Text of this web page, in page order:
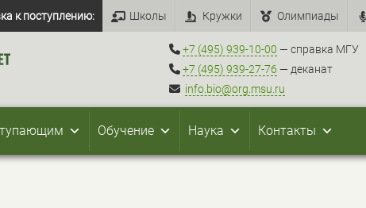
к поступлению: Школы Кружки Олимпиады
+7 (495) 939-10-00 — справка МГУ
+7 (495) 939-27-76 — деканат
info.bio@org.msu.ru
Обучение Наука Контакты